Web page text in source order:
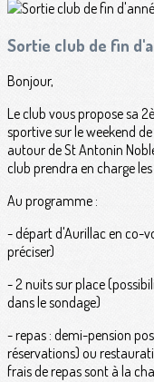
Sortie club de fin
Bonjour,
Le club vous propose sa
sportive sur le weekend
autour de St Antonin
club prendra en charge
Au programme :
- départ d'Aurillac en co-
préciser)
- 2 nuits sur place
dans le sondage)
- repas : demi-pension
réservations) ou
frais de repas sont à la